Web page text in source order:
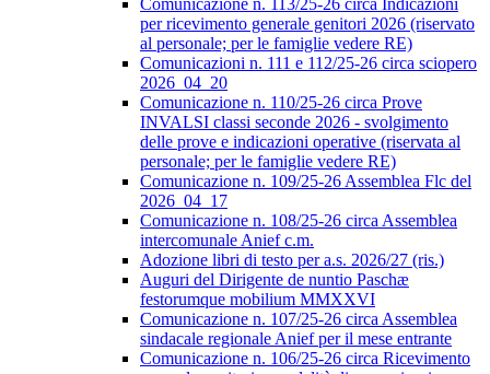
Comunicazione n. 113/25-26 circa Indicazioni
per ricevimento generale genitori 2026 (riservato
al personale; per le famiglie vedere RE)
Comunicazioni n. 111 e 112/25-26 circa sciopero
2026_04_20
Comunicazione n. 110/25-26 circa Prove
INVALSI classi seconde 2026 - svolgimento
delle prove e indicazioni operative (riservata al
personale; per le famiglie vedere RE)
Comunicazione n. 109/25-26 Assemblea Flc del
2026_04_17
Comunicazione n. 108/25-26 circa Assemblea
intercomunale Anief c.m.
Adozione libri di testo per a.s. 2026/27 (ris.)
Auguri del Dirigente de nuntio Paschæ
festorumque mobilium MMXXVI
Comunicazione n. 107/25-26 circa Assemblea
sindacale regionale Anief per il mese entrante
Comunicazione n. 106/25-26 circa Ricevimento